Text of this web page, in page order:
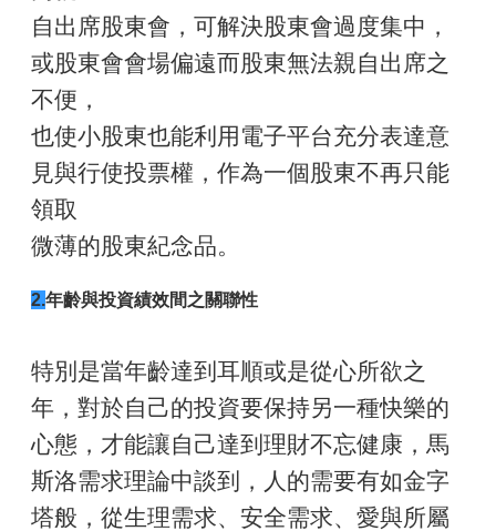
自出席股東會，可解決股東會過度集中，
或股東會會場偏遠而股東無法親自出席之
不便，
也使小股東也能利用電子平台充分表達意
見與行使投票權，作為一個股東不再只能
領取
微薄的股東紀念品。
2.年齡與投資績效間之關聯性
特別是當年齡達到耳順或是從心所欲之
年，對於自己的投資要保持另一種快樂的
心態，才能讓自己達到理財不忘健康，馬
斯洛需求理論中談到，人的需要有如金字
塔般，從生理需求、安全需求、愛與所屬